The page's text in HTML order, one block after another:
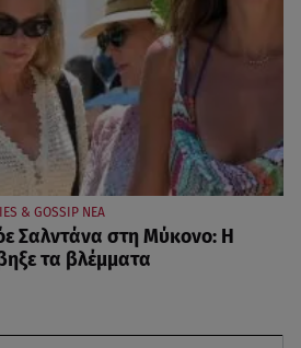
& GOSSIP ΝΕΑ
Σαλντάνα στη Μύκονο: Η
τα βλέμματα